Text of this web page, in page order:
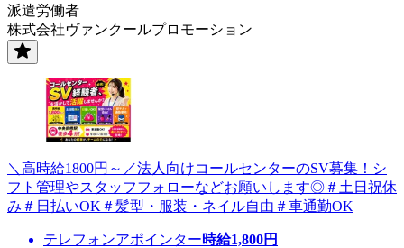
派遣労働者
株式会社ヴァンクールプロモーション
＼高時給1800円～／法人向けコールセンターのSV募集！シ
フト管理やスタッフフォローなどお願いします◎＃土日祝休
み＃日払いOK＃髪型・服装・ネイル自由＃車通勤OK
テレフォンアポインター時給1,800円